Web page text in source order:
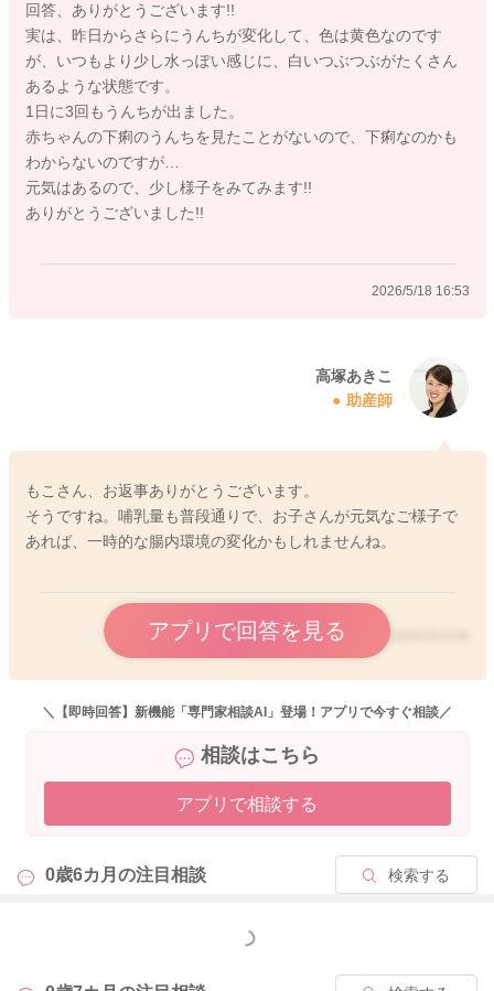
食も始められたということであれば、おそらく腸内環境は変化
していると思いますので、ウンチの色や性状が変化することは
自然と思います。
普段よりも白っぽいウンチですと、ママさんはご心配になるか
もしれませんが、白いうんちで注意が必要とされるのは、激し
い下痢を伴う白い水様便です。お米の研ぎ汁のようなウンチと
言われます。この場合はウイルス性の感染症が疑われるため、
早めに小児科受診が必要になります。
ですが、お写真を拝見する限りですと、緊急性があるわけでは
2026/5/18 13:34
回答、ありがとうございます!!
実は、昨日からさらにうんちが変化して、色は黄色なのです
が、いつもより少し水っぽい感じに、白いつぶつぶがたくさん
あるような状態です。
1日に3回もうんちが出ました。
赤ちゃんの下痢のうんちを見たことがないので、下痢なのかも
わからないのですが…
元気はあるので、少し様子をみてみます!!
ありがとうございました!!
2026/5/18 16:53
高塚あきこ
助産師
もこさん、お返事ありがとうございます。
そうですね。哺乳量も普段通りで、お子さんが元気なご様子で
あれば、一時的な腸内環境の変化かもしれませんね。
アプリで回答を見る 2026/5/19 6:08
＼【即時回答】新機能「専門家相談AI」登場！アプリで今すぐ相談／
相談はこちら
アプリで相談する
0歳6カ月の注目相談 検索する
もっと見る